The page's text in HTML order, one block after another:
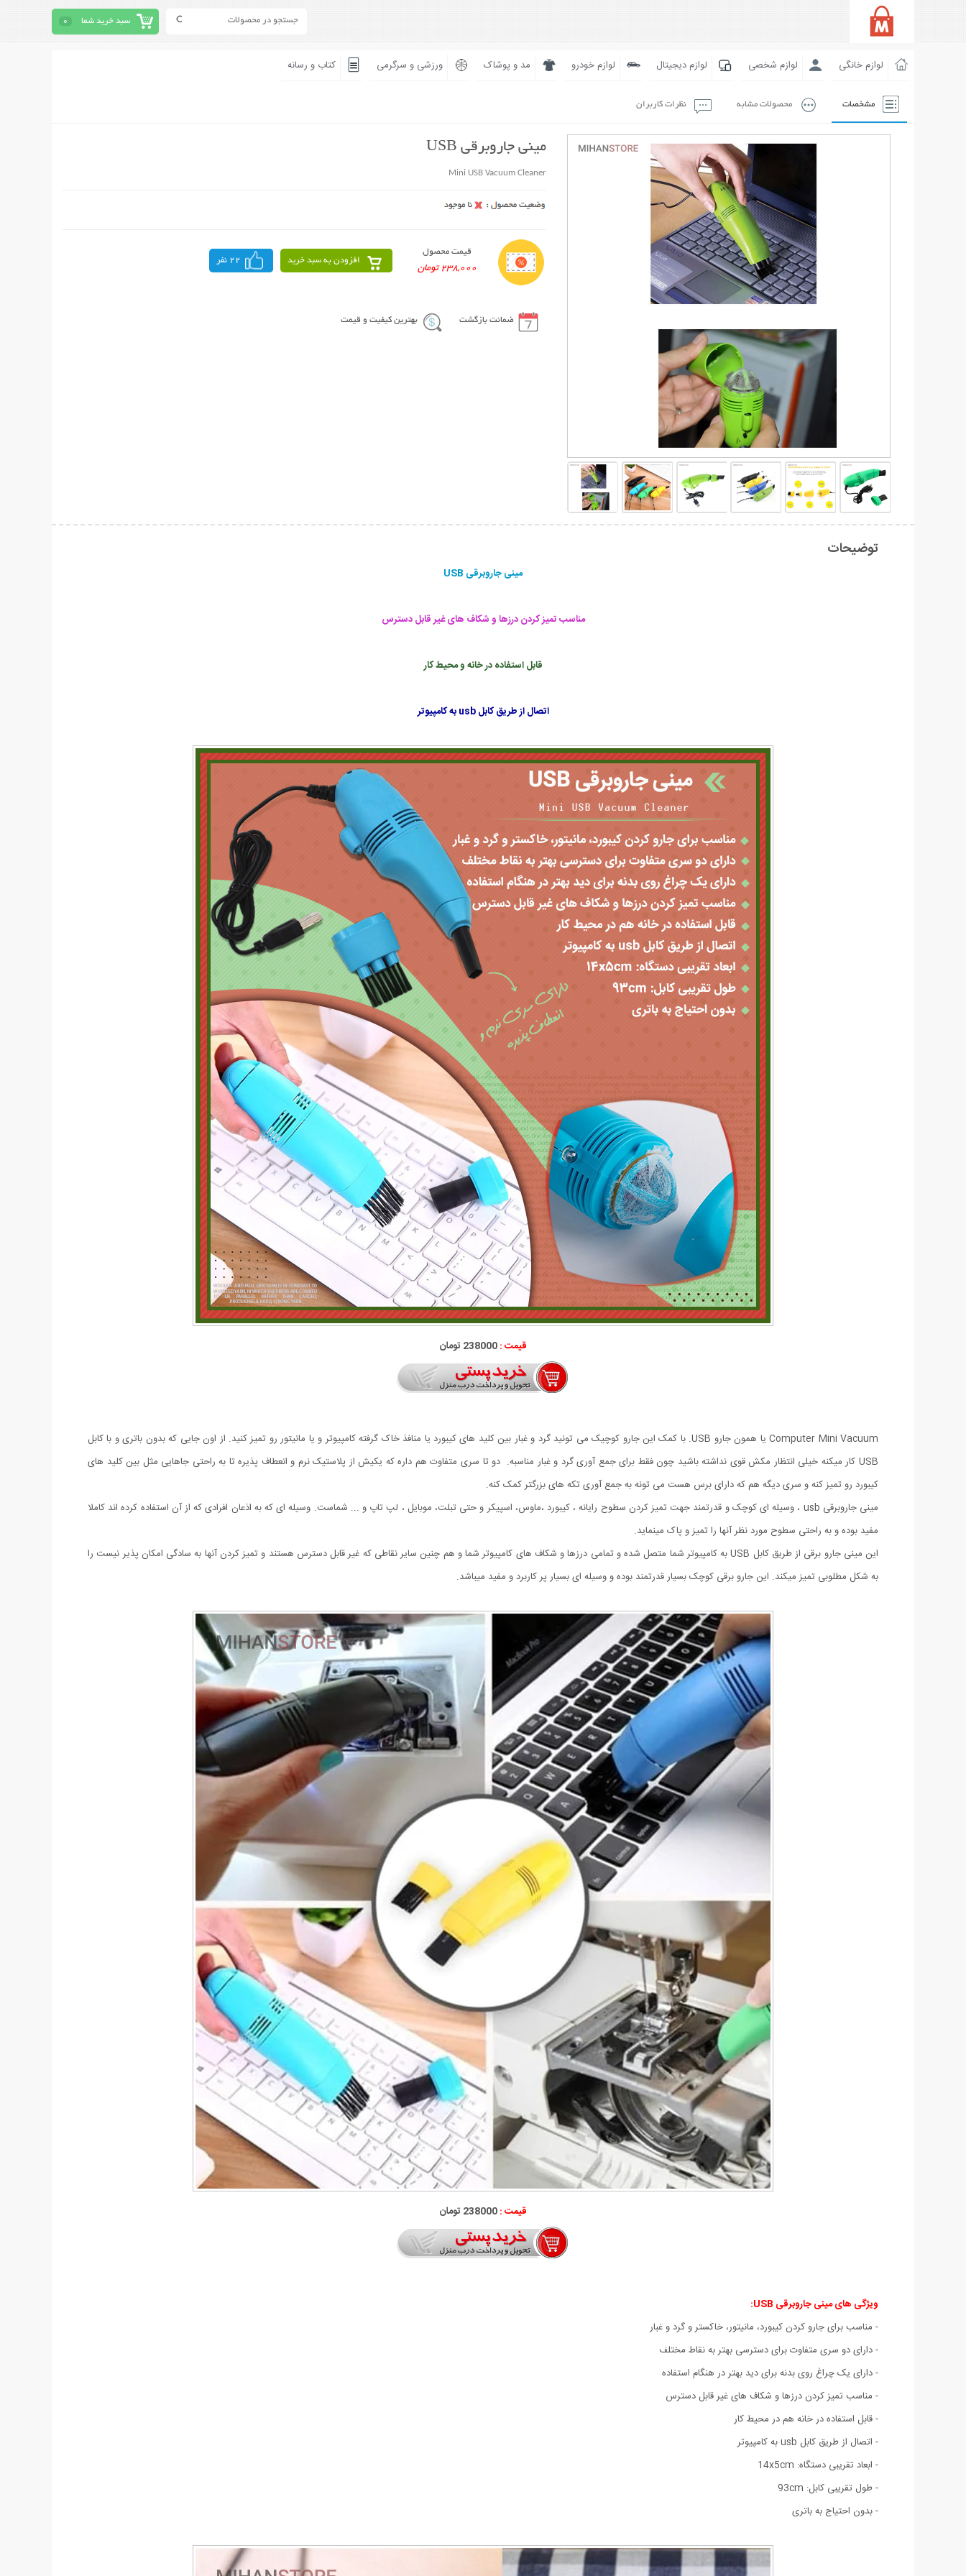
سبد خرید شما 0
لوازم خانگی لوازم شخصی لوازم دیجیتال لوازم خودرو مد و پوشاک ورزشی و سرگرمی کتاب و رسانه
مشخصات محصولات مشابه نظرات کاربران
مینی جاروبرقی USB
Mini USB Vacuum Cleaner
قیمت محصول
238,000 تومان
افزودن به سبد خرید 22 نفر
ضمانت بازگشت بهترین کیفیت و قیمت
توضیحات
مینی جاروبرقی USB
مناسب تمیز کردن درزها و شکاف های غیر قابل دسترس
قابل استفاده در خانه و محیط کار
اتصال از طریق کابل usb به کامپیوتر
قیمت :238000 تومان
Computer Mini Vacuum یا همون جارو USB. با کمک این جارو کوچیک می تونید گرد و غبار بین کلید های کیبورد یا منافذ خاک گرفته کامپیوتر و یا مانیتور رو تمیز کنید. از اون جایی که بدون باتری و با کابل
USB کار میکنه خیلی انتظار مکش قوی نداشته باشید چون فقط برای جمع آوری گرد و غبار مناسبه. دو تا سری متفاوت هم داره که یکیش از پلاستیک نرم و انعطاف پذیره تا به راحتی جاهایی مثل بین کلید های
کیبورد رو تمیز کنه و سری دیگه هم که دارای برس هست می تونه به جمع آوری تکه های بزرگتر کمک کنه.
مینی جاروبرقی usb ، وسیله ای کوچک و قدرتمند جهت تمیز کردن سطوح رایانه ، کیبورد ،ماوس، اسپیکر و حتی تبلت، موبایل ، لپ تاپ و ... شماست. وسیله ای که به اذعان افرادی که از آن استفاده کرده اند کاملا
مفید بوده و به راحتی سطوح مورد نظر آنها را تمیز و پاک مینماید.
این مینی جارو برقی از طریق کابل USB به کامپیوتر شما متصل شده و تمامی درزها و شکاف های کامپیوتر شما و هم چنین سایر نقاطی که غیر قابل دسترس هستند و تمیز کردن آنها به سادگی امکان پذیر نیست را
به شکل مطلوبی تمیز میکند. این جارو برقی کوچک بسیار قدرتمند بوده و وسیله ای بسیار پر کاربرد و مفید میباشد.
قیمت :238000 تومان
ویژگی های مینی جاروبرقی USB:
- مناسب برای جارو کردن کیبورد، مانیتور، خاکستر و گرد و غبار
- دارای دو سری متفاوت برای دسترسی بهتر به نقاط مختلف
- دارای یک چراغ روی بدنه برای دید بهتر در هنگام استفاده
- مناسب تمیز کردن درزها و شکاف های غیر قابل دسترس
- قابل استفاده در خانه هم در محیط کار
- اتصال از طریق کابل usb به کامپیوتر
- ابعاد تقریبی دستگاه: 14x5cm
- طول تقریبی کابل: 93cm
- بدون احتیاج به باتری